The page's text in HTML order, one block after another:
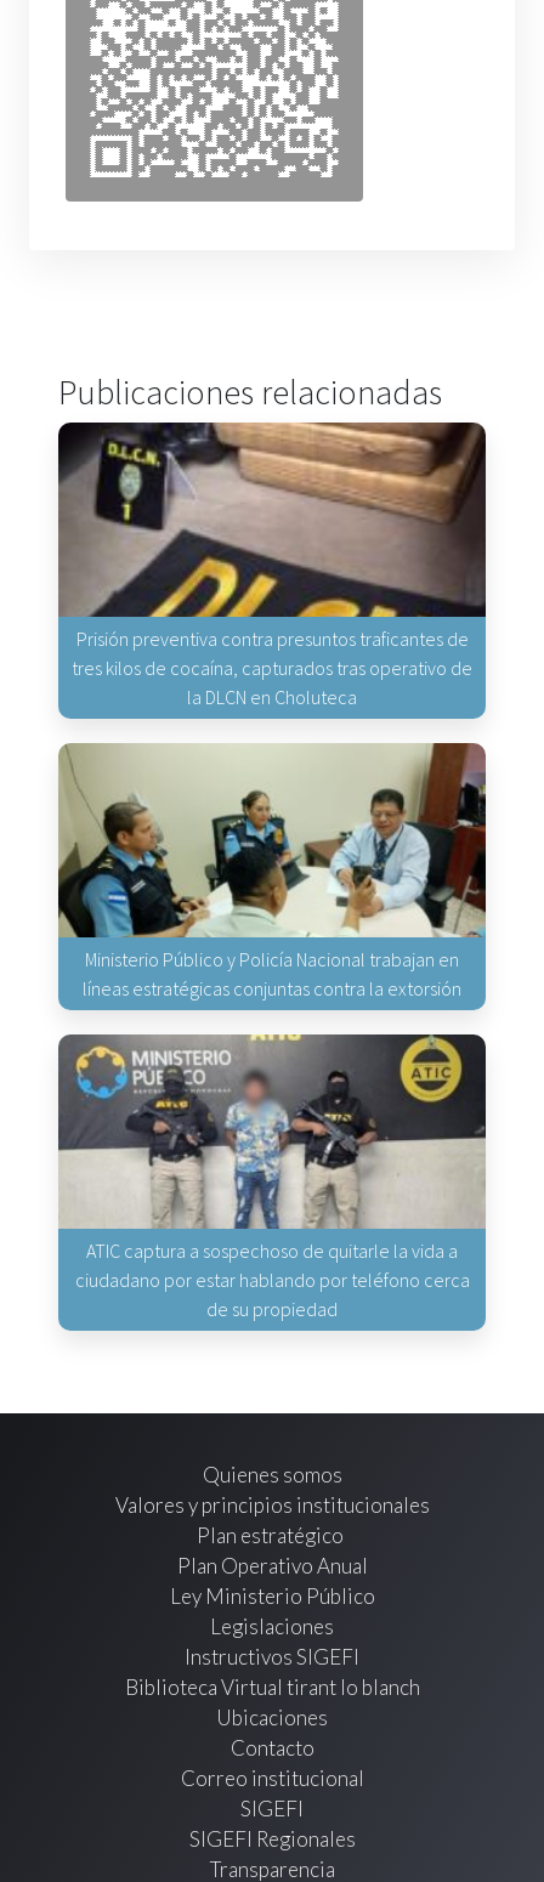
Publicaciones relacionadas
Prisión preventiva contra presuntos traficantes de
tres kilos de cocaína, capturados tras operativo de
la DLCN en Choluteca
Ministerio Público y Policía Nacional trabajan en
líneas estratégicas conjuntas contra la extorsión
ATIC captura a sospechoso de quitarle la vida a
ciudadano por estar hablando por teléfono cerca
de su propiedad
Quienes somos
Valores y principios institucionales
Plan estratégico
Plan Operativo Anual
Ley Ministerio Público
Legislaciones
Instructivos SIGEFI
Biblioteca Virtual tirant lo blanch
Ubicaciones
Contacto
Correo institucional
SIGEFI
SIGEFI Regionales
Transparencia